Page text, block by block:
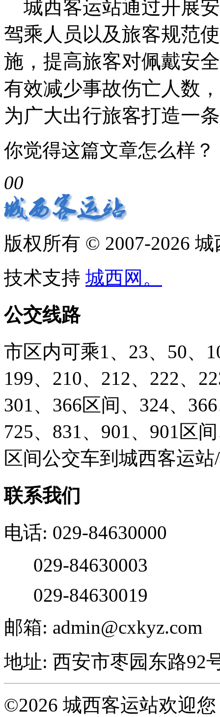
城西客运站通过开展
驾乘人员以及旅客规范
施，提高旅客对佩戴安
有效减少事故伤亡人数
为广大出行旅客打造一
你觉得这篇文章怎么样？
00
版权所有 © 2007-2026
技术支持 城西网。
公交线路
市区内可乘1、23、50、
199、210、212、222、
301、366区间、324、
725、831、901、901区
区间公交车到城西客运
联系我们
电话: 029-84630000
029-84630003
029-84630019
邮箱: admin@cxkyz.com
地址: 西安市枣园东路92
©2026 城西客运站欢迎